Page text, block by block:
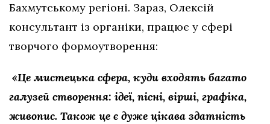
Бахмутському регіоні. Зараз, Олексій
консультант із органіки, працює у сфері
творчого формоутворення:
«‎Це мистецька сфера, куди входять багато
галузей створення: ідеї, пісні, вірші, графіка,
живопис. Також це є дуже цікава здатність